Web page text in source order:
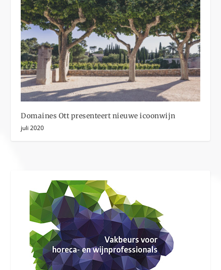
Domaines Ott presenteert nieuwe icoonwijn
juli 2020